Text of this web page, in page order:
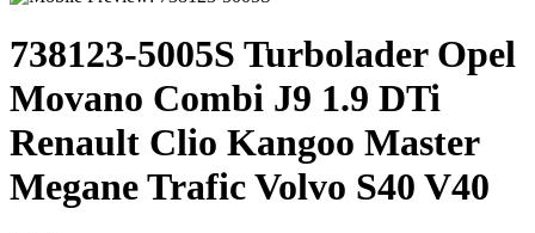
738123-5005S Turbolader Opel
Movano Combi J9 1.9 DTi
Renault Clio Kangoo Master
Megane Trafic Volvo S40 V40